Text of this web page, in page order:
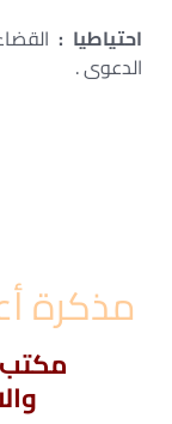
احتياطيا :
الدعوى .
مذكرة
مكتب